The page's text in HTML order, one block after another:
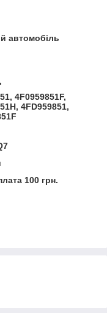
автомобіль
4F0959851F,
4FD959851,
100 грн.